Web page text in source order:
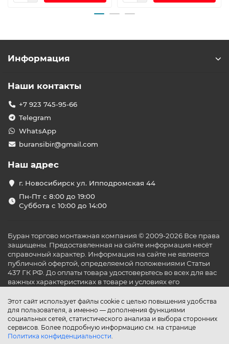
Этот сайт использует файлы cookie с целью повышения удобства
для пользователя, а именно — дополнения функциями
социальных сетей, статистического анализа и выбора сторонних
сервисов. Более подробную информацию см. на странице
Политика конфиденциальности.
Информация
Наши контакты
+7 923 745-95-66
Telegram
WhatsApp
buransibir@gmail.com
Наш адрес
г. Новосибирск ул. Ипподромская 44
Пн-Пт с 8:00 до 19:00
Суббота с 10:00 до 14:00
Буран торгово монтажная компания © 2009-2026 Все права
защищены. Предоставленная на сайте информация несёт
справочный характер. Информация на сайте не является
публичной офертой, определяемой положениями Статьи
437 ГК РФ. До оплаты товара удостоверьтесь во всех для вас
важных характеристиках в товаре и условиях его